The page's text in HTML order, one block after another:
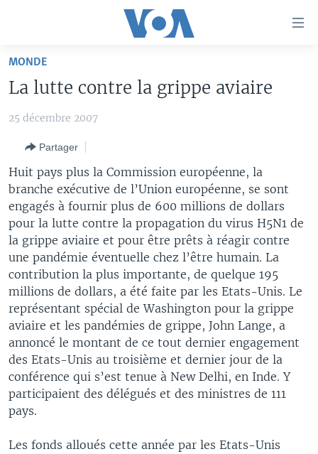
Retour
navigation
Retour
la
recherche
MONDE
SPORT
LE MONDE AUJOURD'HUI
VOA60 AFRIQUE
WASHINGTON FORUM
CORRESPONDANT VOA
FOCUS SAHEL
REPORTAGES
VOUS + NOUS
CARNET DE SANTÉ
RADIO
LE MONDE AUJOURD'HUI
À VOTRE AVIS
VOTRE SANTÉ VOTRE AVENIR
LE MONDE AU FÉMININ
L'AMÉRIQUE ET VOUS
DIALOGUE DES RELIGIONS
RM SHOW
AUTRES LANGUES
BAMBARA
FULFULDE
LINGALA
SANGO
Apprenez L'anglais
SUIVEZ-NOUS
Langues
MONDE
La lutte contre la grippe aviaire
25 décembre 2007
Partager
Huit pays plus la Commission européenne, la
branche exécutive de l’Union européenne, se sont
engagés à fournir plus de 600 millions de dollars
pour la lutte contre la propagation du virus H5N1 de
la grippe aviaire et pour être prêts à réagir contre
une pandémie éventuelle chez l’être humain. La
contribution la plus importante, de quelque 195
millions de dollars, a été faite par les Etats-Unis. Le
représentant spécial de Washington pour la grippe
aviaire et les pandémies de grippe, John Lange, a
annoncé le montant de ce tout dernier engagement
des Etats-Unis au troisième et dernier jour de la
conférence qui s’est tenue à New Delhi, en Inde. Y
participaient des délégués et des ministres de 111
pays.
Les fonds alloués cette année par les Etats-Unis